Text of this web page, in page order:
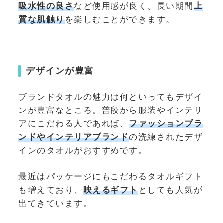
吸水性の良さなど使用感が良く、長い期間上
質な肌触りを楽しむことができます。
デザインが豊富
ブランドタオルの魅力は何といってもデザイ
ンが豊富なところ。普段から服装やインテリ
アにこだわる人であれば、 ファッションブラ
ンドやインテリアブランドの洗練されたデザ
インのタオルがおすすめです。
最近はパッケージにもこだわるタオルギフト
も増えており、 映えるギフトとしても人気が
出てきています。